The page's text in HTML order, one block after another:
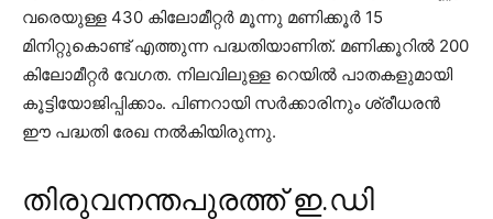
വരെയുള്ള 430 കിലോമീറ്റര്‍ മൂന്നു മണിക്കൂര്‍ 15
മിനിറ്റുകൊണ്ട് എത്തുന്ന പദ്ധതിയാണിത്. മണിക്കൂറില്‍ 200
കിലോമീറ്റര്‍ വേഗത. നിലവിലുള്ള റെയില്‍ പാതകളുമായി
കൂട്ടിയോജിപ്പിക്കാം. പിണറായി സര്‍ക്കാരിനും ശ്രീധരന്‍
ഈ പദ്ധതി രേഖ നല്‍കിയിരുന്നു.
തിരുവനന്തപുരത്ത് ഇ.ഡി